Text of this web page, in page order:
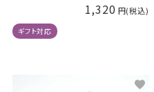
1,320
ギフト対応